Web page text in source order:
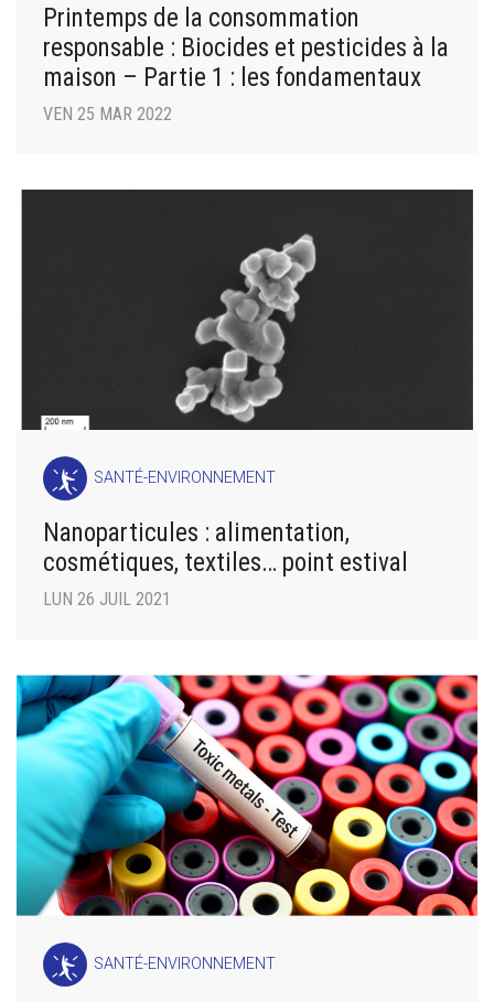
Printemps de la consommation
responsable : Biocides et pesticides à la
maison – Partie 1 : les fondamentaux
VEN 25 MAR 2022
SANTÉ-ENVIRONNEMENT
Nanoparticules : alimentation,
cosmétiques, textiles… point estival
LUN 26 JUIL 2021
SANTÉ-ENVIRONNEMENT